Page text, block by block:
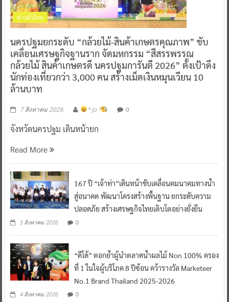
ข่าวทั่วไทย
นครปฐมยกระดับ “กล้วยไม้-สินค้าเกษตรคุณภาพ” ขับ
เคลื่อนเศรษฐกิจฐานราก จัดมหกรรม “สีสรรพรรณ
กล้วยไม้ สินค้าเกษตรดี นครปฐมการันตี 2026” ตั้งเป้าดึง
นักท่องเที่ยวกว่า 3,000 คน สร้างเม็ดเงินหมุนเวียน 10
ล้านบาท
7 สิงหาคม 2026 ^ jo ^ 0
จังหวัดนครปฐม เดินหน้ายก
Read More
167 ปี “เจ้าท่า”เดินหน้าขับเคลื่อนคมนาคมทางน้ำ
สู่อนาคต พัฒนาโครงสร้างพื้นฐาน ยกระดับความ
ปลอดภัย สร้างเศรษฐกิจไทยเติบโตอย่างยั่งยืน
5 สิงหาคม 2026 0
“ดีโด้” ตอกย้ำผู้นำตลาดน้ำผลไม้ Non 100% ครอง
ที่ 1 ในใจผู้บริโภค 8 ปีซ้อน คว้ารางวัล Marketeer
No.1 Brand Thailand 2025-2026
4 สิงหาคม 2026 0